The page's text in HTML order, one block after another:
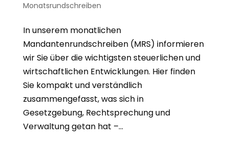
Monatsrundschreiben
In unserem monatlichen
Mandantenrundschreiben (MRS) informieren
wir Sie über die wichtigsten steuerlichen und
wirtschaftlichen Entwicklungen. Hier finden
Sie kompakt und verständlich
zusammengefasst, was sich in
Gesetzgebung, Rechtsprechung und
Verwaltung getan hat –...